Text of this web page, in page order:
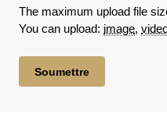
The maximum upload file
You can upload: image,